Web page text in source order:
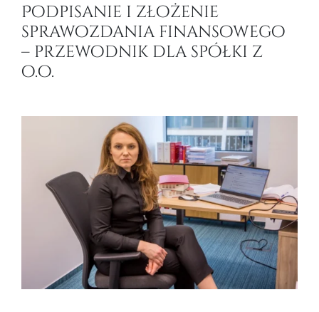
Podpisanie i złożenie
sprawozdania finansowego
– przewodnik dla spółki z
o.o.